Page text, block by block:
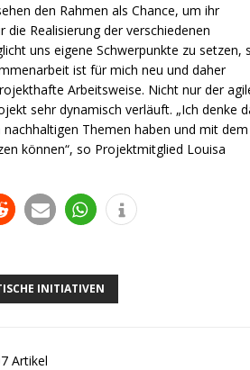
den Rahmen als Chance, um ihr
Realisierung der verschiedenen
uns eigene Schwerpunkte zu setzen,
ist für mich neu und daher
Arbeitsweise. Nicht nur der
sehr dynamisch verläuft. „Ich denke
Themen haben und mit dem
können“, so Projektmitglied Louisa
INITIATIVEN
Artikel